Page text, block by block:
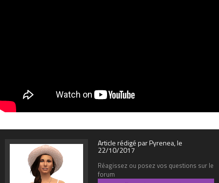
Article rédigé par Pyrenea, le
22/10/2017
Réagissez ou posez vos questions sur le
forum